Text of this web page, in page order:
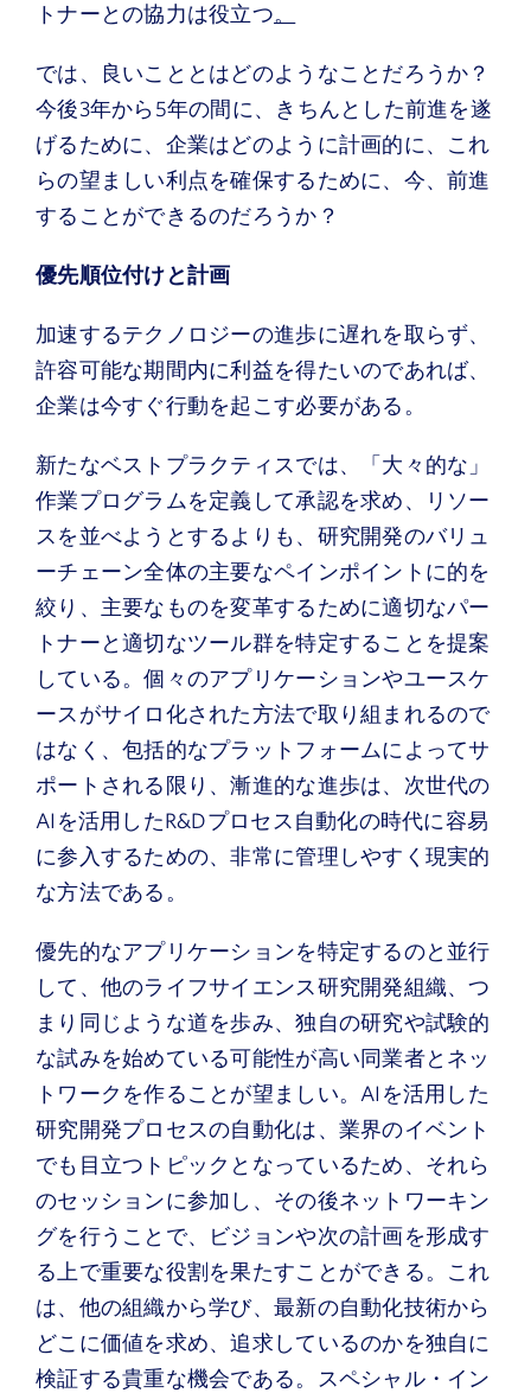
トナーとの協力は役立つ。
では、良いこととはどのようなことだろうか？
今後3年から5年の間に、きちんとした前進を遂
げるために、企業はどのように計画的に、これ
らの望ましい利点を確保するために、今、前進
することができるのだろうか？
優先順位付けと計画
加速するテクノロジーの進歩に遅れを取らず、
許容可能な期間内に利益を得たいのであれば、
企業は今すぐ行動を起こす必要がある。
新たなベストプラクティスでは、「大々的な」
作業プログラムを定義して承認を求め、リソー
スを並べようとするよりも、研究開発のバリュ
ーチェーン全体の主要なペインポイントに的を
絞り、主要なものを変革するために適切なパー
トナーと適切なツール群を特定することを提案
している。個々のアプリケーションやユースケ
ースがサイロ化された方法で取り組まれるので
はなく、包括的なプラットフォームによってサ
ポートされる限り、漸進的な進歩は、次世代の
AIを活用したR&Dプロセス自動化の時代に容易
に参入するための、非常に管理しやすく現実的
な方法である。
優先的なアプリケーションを特定するのと並行
して、他のライフサイエンス研究開発組織、つ
まり同じような道を歩み、独自の研究や試験的
な試みを始めている可能性が高い同業者とネッ
トワークを作ることが望ましい。AIを活用した
研究開発プロセスの自動化は、業界のイベント
でも目立つトピックとなっているため、それら
のセッションに参加し、その後ネットワーキン
グを行うことで、ビジョンや次の計画を形成す
る上で重要な役割を果たすことができる。これ
は、他の組織から学び、最新の自動化技術から
どこに価値を求め、追求しているのかを独自に
検証する貴重な機会である。スペシャル・イン